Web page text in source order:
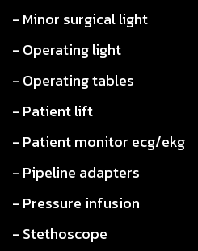
- Minor surgical light
- Operating light
- Operating tables
- Patient lift
- Patient monitor ecg/ekg
- Pipeline adapters
- Pressure infusion
- Stethoscope